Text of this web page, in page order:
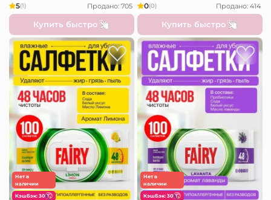
5(1) Продано: 705
Купить быстро
0(0) Продано: 414
Купить быстро
Нет в
наличии
КэшБэк: 30
Нет в
наличии
КэшБэк: 30